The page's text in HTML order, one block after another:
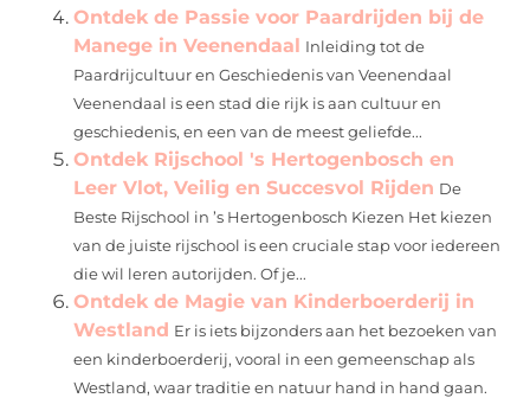
Ontdek de Passie voor Paardrijden bij de
Manege in Veenendaal Inleiding tot de
Paardrijcultuur en Geschiedenis van Veenendaal
Veenendaal is een stad die rijk is aan cultuur en
geschiedenis, en een van de meest geliefde...
Ontdek Rijschool 's Hertogenbosch en
Leer Vlot, Veilig en Succesvol Rijden De
Beste Rijschool in ’s Hertogenbosch Kiezen Het kiezen
van de juiste rijschool is een cruciale stap voor iedereen
die wil leren autorijden. Of je...
Ontdek de Magie van Kinderboerderij in
Westland Er is iets bijzonders aan het bezoeken van
een kinderboerderij, vooral in een gemeenschap als
Westland, waar traditie en natuur hand in hand gaan.